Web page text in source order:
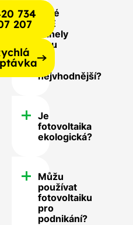
Jaké
FVE
panely
jsou
pro
nejvhodnější?
Je
fotovoltaika
ekologická?
Můžu
používat
fotovoltaiku
pro
podnikání?
734
207